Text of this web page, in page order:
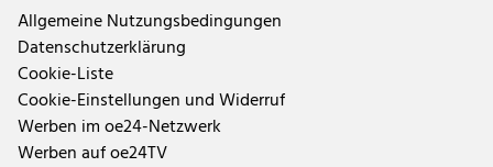
Allgemeine Nutzungsbedingungen
Datenschutzerklärung
Cookie-Liste
Cookie-Einstellungen und Widerruf
Werben im oe24-Netzwerk
Werben auf oe24TV